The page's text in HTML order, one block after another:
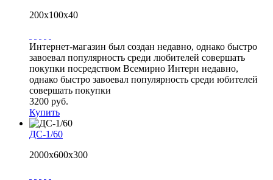
200х100х40
Интернет-магазин был создан недавно, однако быстро
завоевал популярность среди любителей совершать
покупки посредством Всемирно Интерн недавно,
однако быстро завоевал популярность среди юбителей
совершать покупки
3200 руб.
Купить
ДС-1/60
2000х600х300